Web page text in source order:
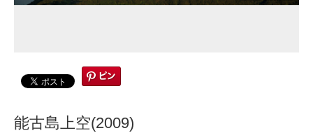
能古島上空(2009)